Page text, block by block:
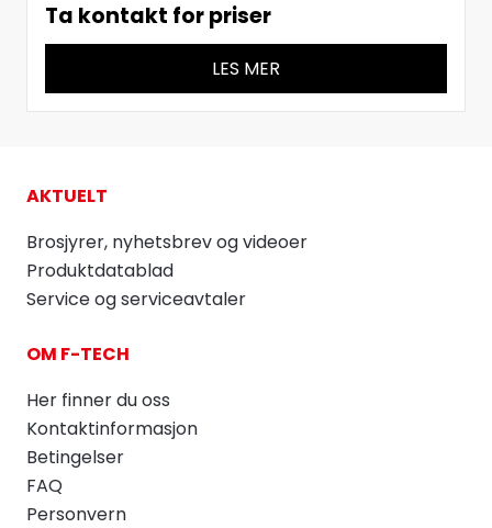
Ta kontakt for priser
LES MER
AKTUELT
Brosjyrer, nyhetsbrev og videoer
Produktdatablad
Service og serviceavtaler
OM F-TECH
Her finner du oss
Kontaktinformasjon
Betingelser
FAQ
Personvern